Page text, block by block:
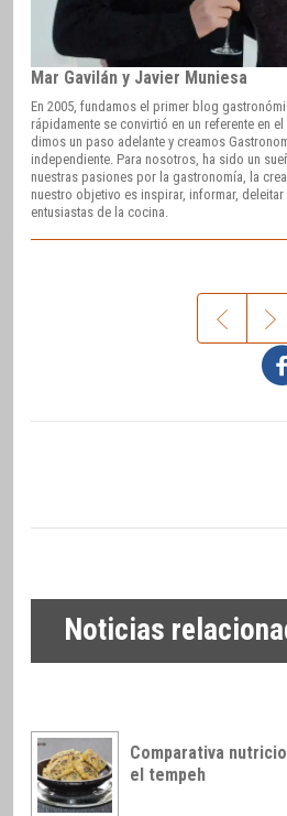
Mar Gavilán y Javier Muniesa
En 2005, fundamos el primer blog
rápidamente se convirtió en un referente en
dimos un paso adelante y creamos
independiente. Para nosotros, ha sido un
nuestras pasiones por la gastronomía, la
nuestro objetivo es inspirar, informar,
entusiastas de la cocina.
Noticias
Comparativa
el tempeh